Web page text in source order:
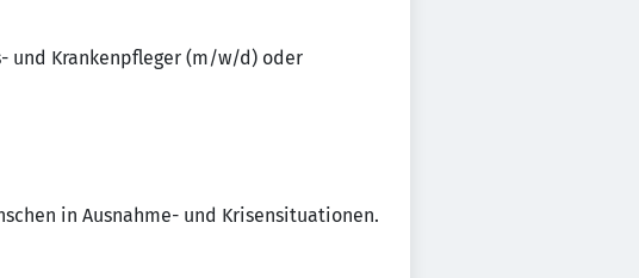
und Krankenpfleger (m/w/d) oder
in Ausnahme- und Krisensituationen.